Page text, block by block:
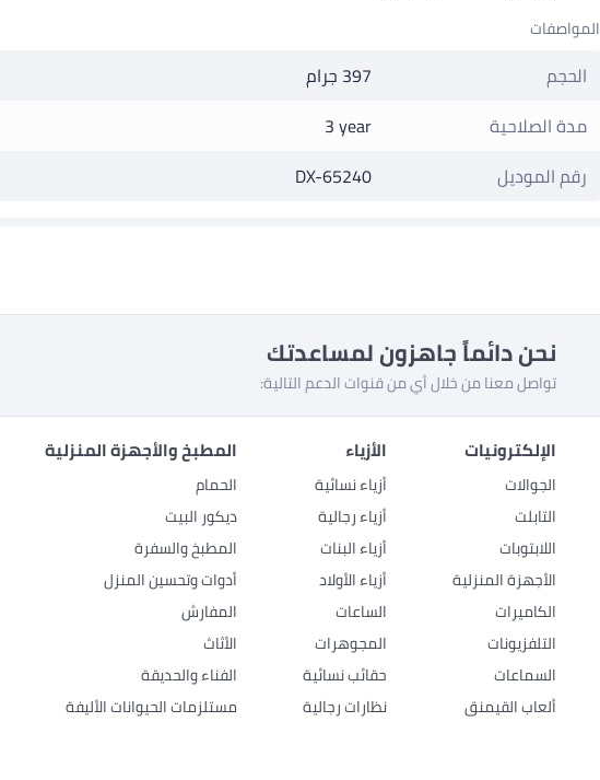
المواصفات
الحجم
397 جرام
مدة الصلاحية
3 year
رقم الموديل
DX-65240
نحن دائماً جاهزون لمساعدتك
تواصل معنا من خلال أي من قنوات الدعم التالية:
الإلكترونيات
الجوالات
التابلت
اللابتوبات
الأجهزة المنزلية
الكاميرات
التلفزيونات
السماعات
ألعاب القيمنق
الأزياء
أزياء نسائية
أزياء رجالية
أزياء البنات
أزياء الأولاد
الساعات
المجوهرات
حقائب نسائية
نظارات رجالية
المطبخ والأجهزة المنزلية
الحمام
ديكور البيت
المطبخ والسفرة
أدوات وتحسين المنزل
المفارش
الأثاث
الفناء والحديقة
مستلزمات الحيوانات الأليفة